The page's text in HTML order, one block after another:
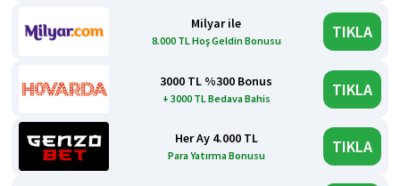
Milyar ile
8.000 TL Hoş Geldin Bonusu TIKLA
3000 TL %300 Bonus
+ 3000 TL Bedava Bahis TIKLA
Her Ay 4.000 TL
Para Yatırma Bonusu TIKLA